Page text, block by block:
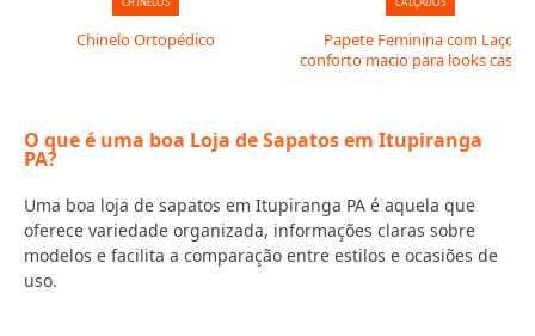
Chinelo Ortopédico
Papete Feminina com Laço:
conforto macio para looks
O que é uma boa Loja de Sapatos em Itupiranga
PA?
Uma boa loja de sapatos em Itupiranga PA é aquela que
oferece variedade organizada, informações claras sobre
modelos e facilita a comparação entre estilos e ocasiões de
uso.